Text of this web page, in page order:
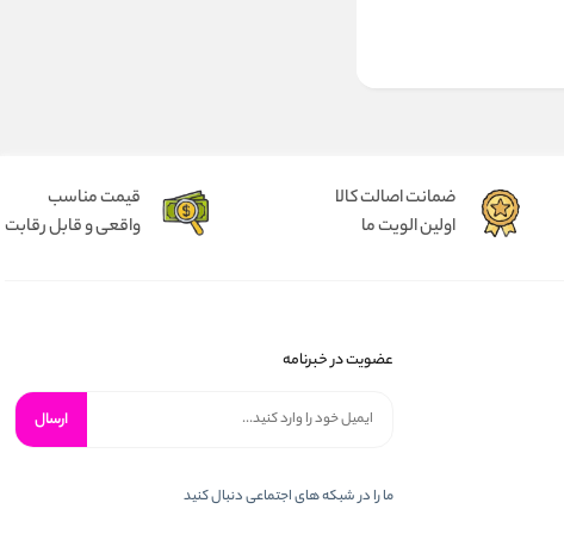
ضمانت اصالت کالا
اولین الویت ما
قیمت مناسب
واقعی و قابل رقابت
عضویت در خبرنامه
ارسال
ما را در شبكه های اجتماعی دنبال کنید